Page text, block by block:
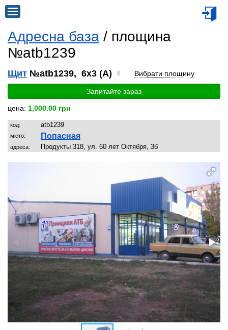
Адресна база / площина
№atb1239
Щит №atb1239, 6x3 (A) Вибрати площину
Запитайте зараз
цена: 1,000.00 грн
код: atb1239
місто: Попасная
адреса: Продукты 318, ул. 60 лет Октября, 3б